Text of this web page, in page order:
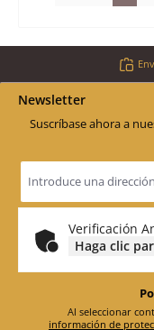
Newsletter
Suscríbase ahora a
Dirección
de
electrónico
Verificación
Haga clic
información de